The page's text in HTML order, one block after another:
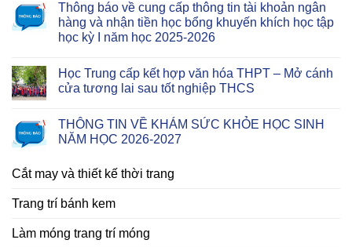
Thông báo về cung cấp thông tin tài khoản ngân
hàng và nhận tiền học bổng khuyến khích học tập
học kỳ I năm học 2025-2026
Học Trung cấp kết hợp văn hóa THPT – Mở cánh
cửa tương lai sau tốt nghiệp THCS
THÔNG TIN VỀ KHÁM SỨC KHỎE HỌC SINH
NĂM HỌC 2026-2027
Cắt may và thiết kế thời trang
Trang trí bánh kem
Làm móng trang trí móng